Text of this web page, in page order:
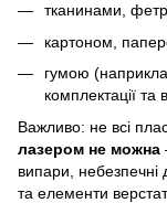
тканинами,
картоном,
гумою
комплектації та
Важливо: не всі
лазером не можна
випари, небезпечні
та елементи